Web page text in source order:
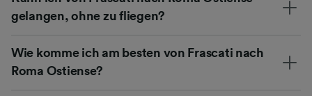
gelangen, ohne zu fliegen?
Wie komme ich am besten von Frascati nach
Roma Ostiense?